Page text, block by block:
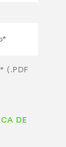
(.PDF
DE